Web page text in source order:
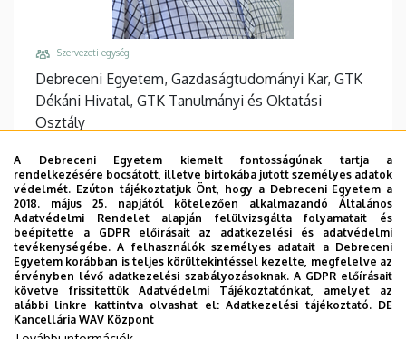
Szervezeti egység
Debreceni Egyetem, Gazdaságtudományi Kar, GTK
Dékáni Hivatal, GTK Tanulmányi és Oktatási
Osztály
+36 56 510 300 / 5422
Email
peto.istvan@unideb.hu
Cím
5000 Szolnok, Tiszaligeti sétány 14.
Épület, emelet, ajtó
Szolnok Campus Főépület, 1. emelet, 152 (titkárság)
A Debreceni Egyetem kiemelt fontosságúnak tartja a
rendelkezésére bocsátott, illetve birtokába jutott személyes adatok
védelmét. Ezúton tájékoztatjuk Önt, hogy a Debreceni Egyetem a
2018. május 25. napjától kötelezően alkalmazandó Általános
Adatvédelmi Rendelet alapján felülvizsgálta folyamatait és
beépítette a GDPR előírásait az adatkezelési és adatvédelmi
tevékenységébe. A felhasználók személyes adatait a Debreceni
Egyetem korábban is teljes körültekintéssel kezelte, megfelelve az
érvényben lévő adatkezelési szabályozásoknak. A GDPR előírásait
követve frissítettük Adatvédelmi Tájékoztatónkat, amelyet az
alábbi linkre kattintva olvashat el:Adatkezelési tájékoztató. DE
Kancellária WAV Központ